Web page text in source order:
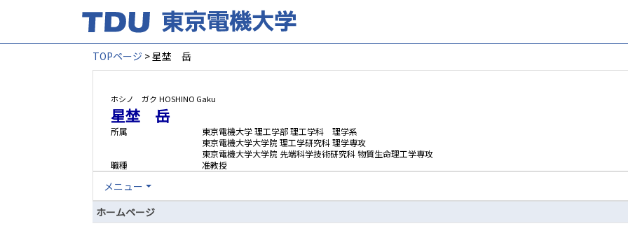
TOPページ > 星埜 岳
ホシノ ガク HOSHINO Gaku
星埜 岳
所属
東京電機大学 理工学部 理工学科 理学系
東京電機大学大学院 理工学研究科 理学専攻
東京電機大学大学院 先端科学技術研究科 物質生命理工学専攻
職種
准教授
メニュー
ホームページ